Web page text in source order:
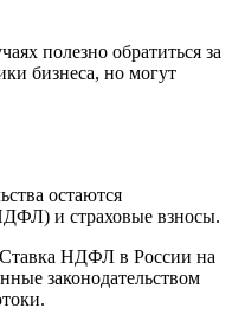
полезно обратиться за
бизнеса, но могут
остаются
и страховые взносы.
Ставка НДФЛ в России на
законодательством